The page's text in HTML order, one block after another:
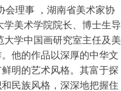
会理事 ，湖南省美术家协
美术学院院长、博士生导
学中国画研究室主任及美
他的作品以深厚的中华文
明的艺术风格。其富于探
民族风格，深深地把握住